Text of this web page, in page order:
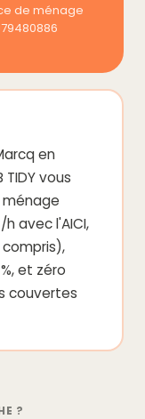
de ménage
en
TIDY vous
h avec l'AICI,
et zéro
couvertes
?